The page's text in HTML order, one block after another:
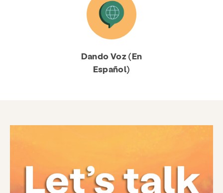
Dịch vụ Phòng ngừa & Giáo dục
Dando Voz (En
Español)